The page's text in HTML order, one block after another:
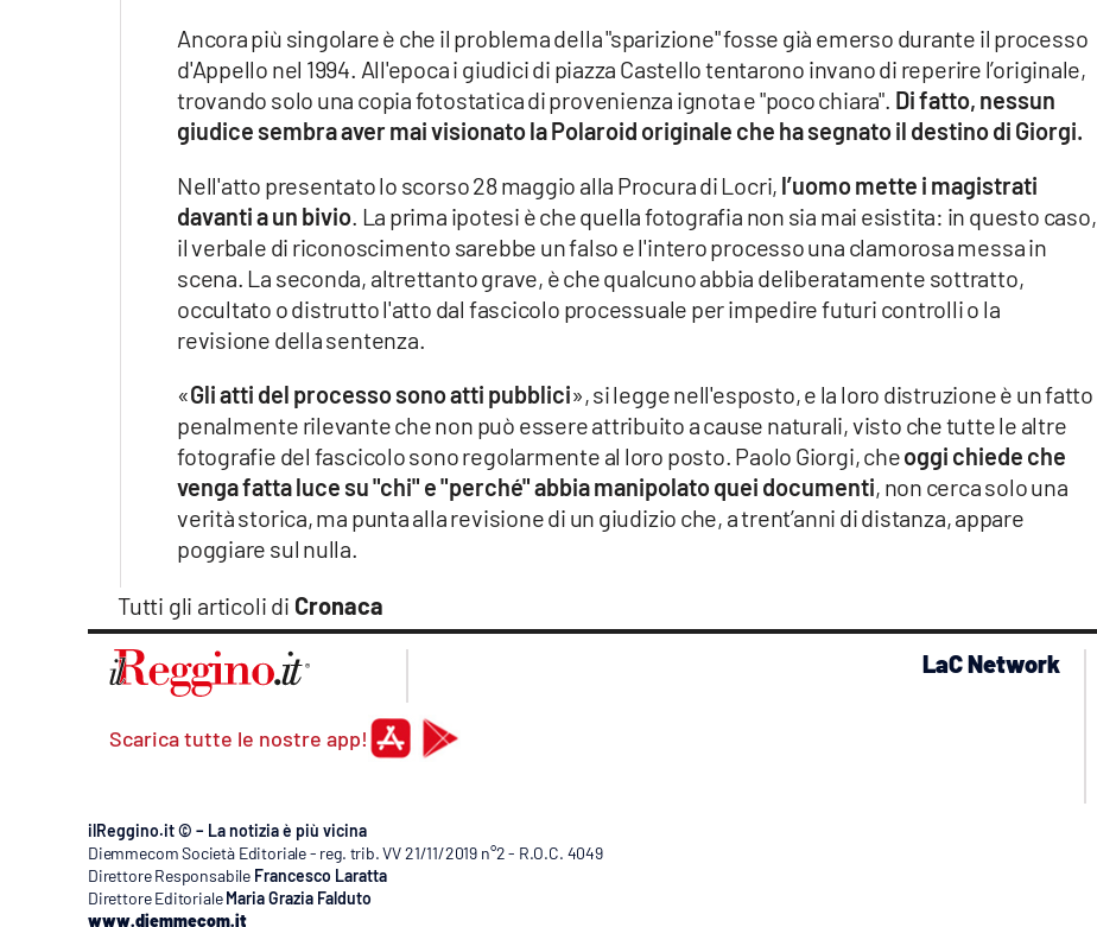
Tutti gli articoli di Cronaca
Ancora più singolare è che il problema della "sparizione" fosse già emerso durante il processo
d'Appello nel 1994. All'epoca i giudici di piazza Castello tentarono invano di reperire l’originale,
trovando solo una copia fotostatica di provenienza ignota e "poco chiara". Di fatto, nessun
giudice sembra aver mai visionato la Polaroid originale che ha segnato il destino di Giorgi.
Nell'atto presentato lo scorso 28 maggio alla Procura di Locri, l’uomo mette i magistrati
davanti a un bivio. La prima ipotesi è che quella fotografia non sia mai esistita: in questo caso,
il verbale di riconoscimento sarebbe un falso e l'intero processo una clamorosa messa in
scena. La seconda, altrettanto grave, è che qualcuno abbia deliberatamente sottratto,
occultato o distrutto l'atto dal fascicolo processuale per impedire futuri controlli o la
revisione della sentenza.
«Gli atti del processo sono atti pubblici», si legge nell'esposto, e la loro distruzione è un fatto
penalmente rilevante che non può essere attribuito a cause naturali, visto che tutte le altre
fotografie del fascicolo sono regolarmente al loro posto. Paolo Giorgi, cheoggi chiede che
venga fatta luce su "chi" e "perché" abbia manipolato quei documenti, non cerca solo una
verità storica, ma punta alla revisione di un giudizio che, a trent’anni di distanza, appare
poggiare sul nulla.
Scarica tutte le nostre app!
LaC Network
ilReggino.it © – La notizia è più vicina
Diemmecom Società Editoriale - reg. trib. VV 21/11/2019 n°2 - R.O.C. 4049
Direttore Responsabile Francesco Laratta
Direttore Editoriale Maria Grazia Falduto
www.diemmecom.it